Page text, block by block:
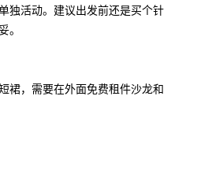
独活动。建议出发前还是买个针
。
裙，需要在外面免费租件沙龙和